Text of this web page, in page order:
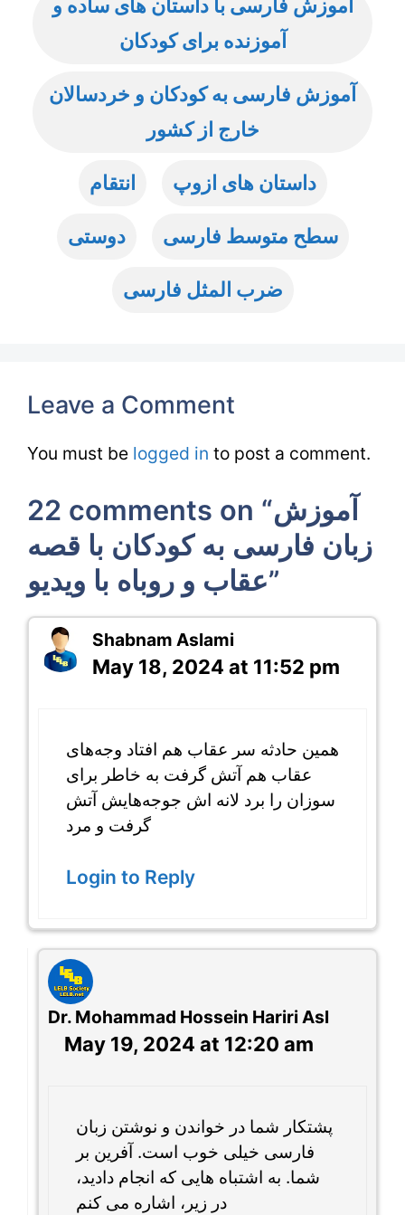
آموزش فارسی با داستان های ساده و
آموزنده برای کودکان
آموزش فارسی به کودکان و خردسالان
خارج از کشور
انتقام داستان های ازوپ
دوستی سطح متوسط فارسی
ضرب المثل فارسی
Leave a Comment
You must be logged in to post a comment.
22 comments on “آموزش
زبان فارسی به کودکان با قصه
عقاب و روباه با ویدیو”
Shabnam Aslami
May 18, 2024 at 11:52 pm
همین حادثه سر عقاب هم افتاد وجه‌های
عقاب هم آتش گرفت به خاطر برای
سوزان را برد لانه اش جوجه‌هایش آتش
گرفت و مرد
Login to Reply
Dr. Mohammad Hossein Hariri Asl
May 19, 2024 at 12:20 am
پشتکار شما در خواندن و نوشتن زبان
فارسی خیلی خوب است. آفرین بر
شما. به اشتباه هایی که انجام دادید،
در زیر، اشاره می کنم